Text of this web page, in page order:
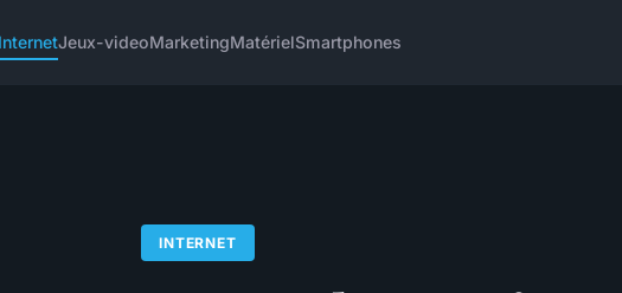
Jeux-videoMarketingMatérielSmartphones
INTERNET